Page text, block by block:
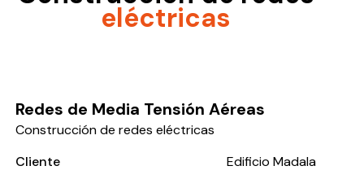
eléctricas
Redes de Media Tensión Aéreas
Construcción de redes eléctricas
Cliente
Edificio Madala